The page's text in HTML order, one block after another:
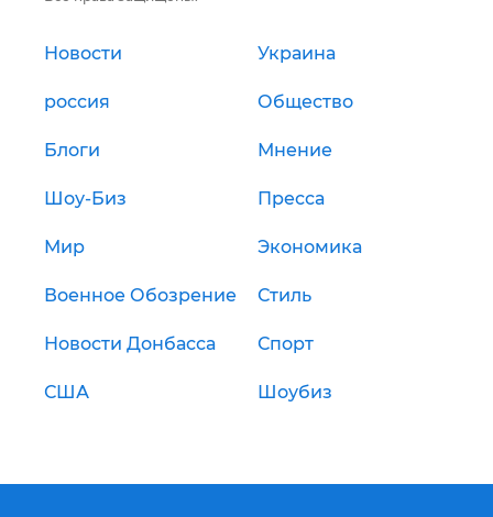
Новости Украина
россия Общество
Блоги Мнение
Шоу-Биз Пресса
Мир Экономика
Военное Обозрение Стиль
Новости Донбасса Спорт
США Шоубиз